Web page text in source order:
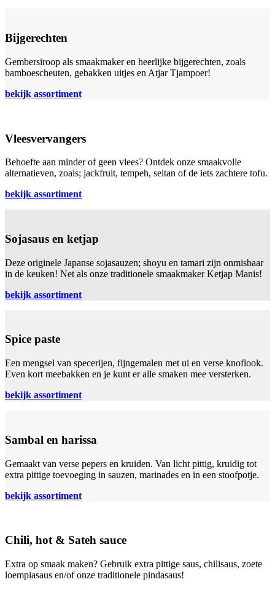
Bijgerechten
Gembersiroop als smaakmaker en heerlijke bijgerechten, zoals
bamboescheuten, gebakken uitjes en Atjar Tjampoer!
bekijk assortiment
Vleesvervangers
Behoefte aan minder of geen vlees? Ontdek onze smaakvolle
alternatieven, zoals; jackfruit, tempeh, seitan of de iets zachtere tofu.
bekijk assortiment
Sojasaus en ketjap
Deze originele Japanse sojasauzen; shoyu en tamari zijn onmisbaar
in de keuken! Net als onze traditionele smaakmaker Ketjap Manis!
bekijk assortiment
Spice paste
Een mengsel van specerijen, fijngemalen met ui en verse knoflook.
Even kort meebakken en je kunt er alle smaken mee versterken.
bekijk assortiment
Sambal en harissa
Gemaakt van verse pepers en kruiden. Van licht pittig, kruidig tot
extra pittige toevoeging in sauzen, marinades en in een stoofpotje.
bekijk assortiment
Chili, hot & Sateh sauce
Extra op smaak maken? Gebruik extra pittige saus, chilisaus, zoete
loempiasaus en/of onze traditionele pindasaus!